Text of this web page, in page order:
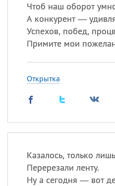
Чтоб наш оборот
А конкурент —
Успехов, побед,
Примите мои
Открытка
Казалось, только
Перерезали ленту.
Ну а сегодня — вот